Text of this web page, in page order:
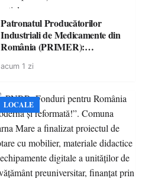
Patronatul Producătorilor
Industriali de Medicamente din
România (PRIMER):
energie electrică a fabricilor de
accesul pacienților la
medicamente esențiale
acum 1 zi
LOCALE